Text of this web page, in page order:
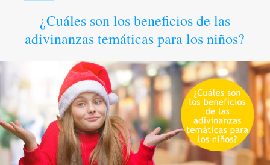
¿Cuáles son los beneficios de las
adivinanzas temáticas para los niños?